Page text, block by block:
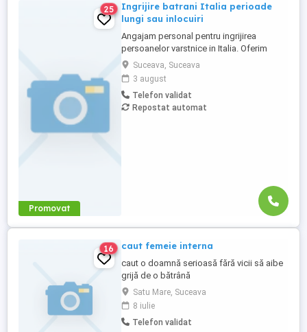
Promovat
25
Ingrijire batrani Italia perioade
lungi sau inlocuiri
Angajam personal pentru ingrijirea
persoanelor varstnice in Italia. Oferim
stabilitate si sprijin pe toata perioada
contractului. Nu percepem nicio taxa in
Romania sau Italia! Cunostinte medii de
limba italiana! Experienta si recomandarile
constituie avantaj!
Suceava, Suceava
3 august
Telefon validat
Repostat automat
16 caut femeie interna
caut o doamnă serioasă fără vicii să aibe
grijă de o bătrână
Satu Mare, Suceava
8 iulie
Telefon validat